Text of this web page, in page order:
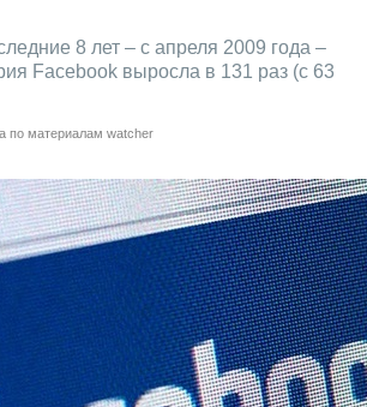
8 лет – с апреля 2009 года –
Facebook выросла в 131 раз (с 63
по материалам watcher